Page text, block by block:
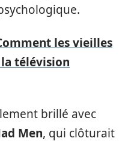
les vieilles
télévision
brillé avec
Men, qui clôturait